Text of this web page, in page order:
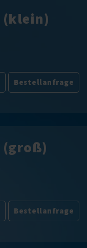
(klein)
Bestellanfrage
(groß)
Bestellanfrage